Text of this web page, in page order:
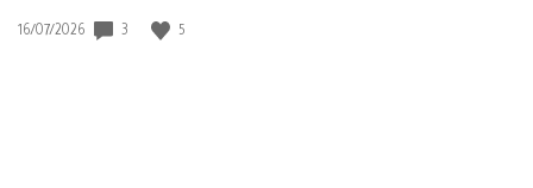
Data
16/07/2026 3 5